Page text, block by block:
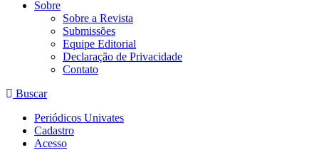
Sobre
Sobre a Revista
Submissões
Equipe Editorial
Declaração de Privacidade
Contato
Buscar
Periódicos Univates
Cadastro
Acesso